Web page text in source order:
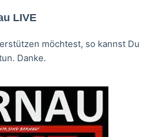
LIVE
möchtest, so kannst Du
Danke.